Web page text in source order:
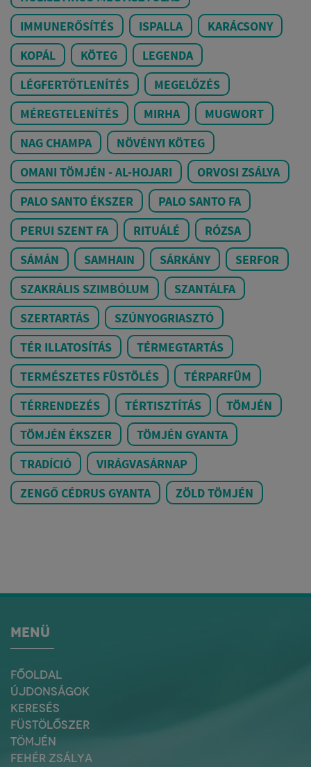
IMMUNERŐSÍTÉS
ISPALLA
KARÁCSONY
KOPÁL
KÖTEG
LEGENDA
LÉGFERTŐTLENÍTÉS
MEGELŐZÉS
MÉREGTELENÍTÉS
MIRHA
MUGWORT
NAG CHAMPA
NÖVÉNYI KÖTEG
OMANI TÖMJÉN - AL-HOJARI
ORVOSI ZSÁLYA
PALO SANTO ÉKSZER
PALO SANTO FA
PERUI SZENT FA
RITUÁLÉ
RÓZSA
SÁMÁN
SAMHAIN SÁRKÁNY
SERFOR
SZAKRÁLIS SZIMBÓLUM
SZANTÁLFA
SZERTARTÁS
SZÚNYOGRIASZTÓ
TÉR ILLATOSÍTÁS
TÉRMEGTARTÁS
TERMÉSZETES FÜSTÖLÉS
TÉRPARFÜM
TÉRRENDEZÉS
TÉRTISZTÍTÁS
TÖMJÉN
TÖMJÉN ÉKSZER
TÖMJÉN GYANTA
TRADÍCIÓ
VIRÁGVASÁRNAP
ZENGŐ CÉDRUS GYANTA
ZÖLD TÖMJÉN
MENÜ
FŐOLDAL
ÚJDONSÁGOK
KERESÉS
FÜSTÖLŐSZER
TÖMJÉN
FEHÉR ZSÁLYA